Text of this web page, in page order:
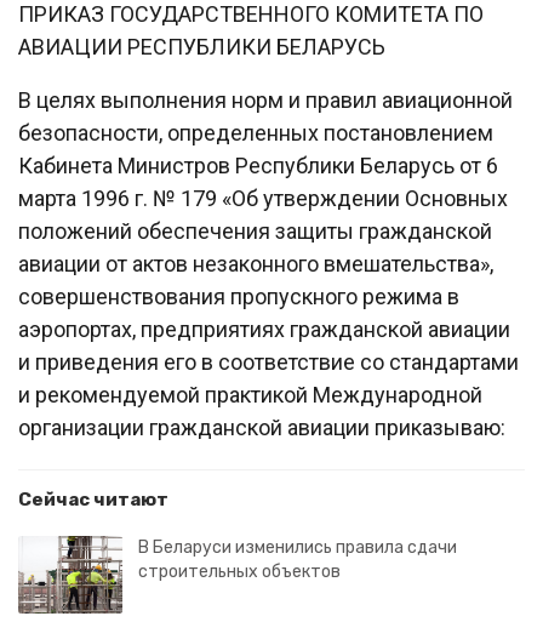
ПРИКАЗ ГОСУДАРСТВЕННОГО КОМИТЕТА ПО
АВИАЦИИ РЕСПУБЛИКИ БЕЛАРУСЬ
В целях выполнения норм и правил авиационной
безопасности, определенных постановлением
Кабинета Министров Республики Беларусь от 6
марта 1996 г. № 179 «Об утверждении Основных
положений обеспечения защиты гражданской
авиации от актов незаконного вмешательства»,
совершенствования пропускного режима в
аэропортах, предприятиях гражданской авиации
и приведения его в соответствие со стандартами
и рекомендуемой практикой Международной
организации гражданской авиации приказываю:
Сейчас читают
В Беларуси изменились правила сдачи
строительных объектов